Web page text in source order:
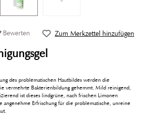
Zum Merkzettel hinzufügen
Bewerten
des problematischen Hautbildes werden die
vermehrte Bakterienbildung gehemmt. Mild reinigend,
ist dieses lindgrüne, nach frischen Limonen
angenehme Erfrischung für die problematische, unreine